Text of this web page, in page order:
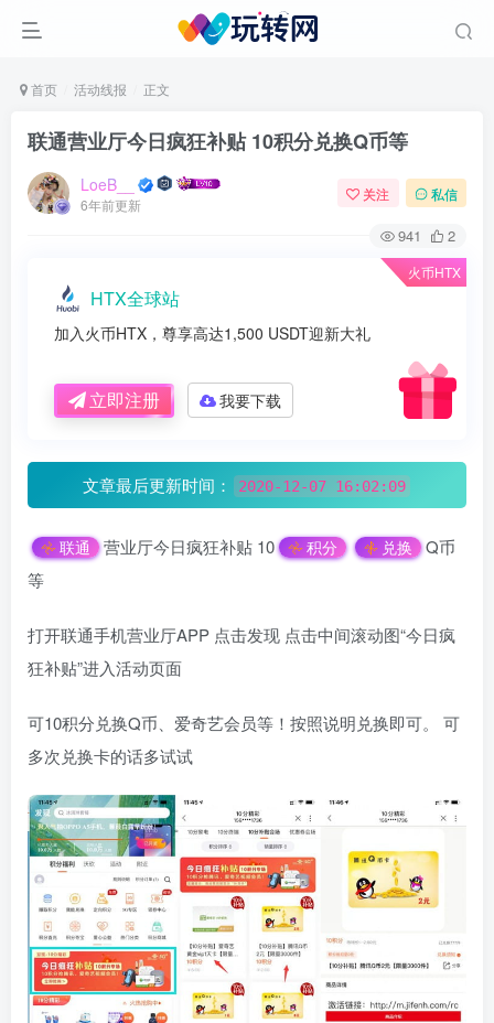
首页 活动线报 正文
联通营业厅今日疯狂补贴 10积分兑换Q币等
LoeB__
6年前更新
关注 私信
941 2
火币HTX
HTX全球站
加入火币HTX，尊享高达1,500 USDT迎新大礼
立即注册 我要下载
文章最后更新时间： 2020-12-07 16:02:09
联通 营业厅今日疯狂补贴 10 积分 兑换
Q币
等
打开联通手机营业厅APP 点击发现 点击中间滚动图“今日疯
狂补贴”进入活动页面
可10积分兑换Q币、爱奇艺会员等！按照说明兑换即可。 可
多次兑换卡的话多试试